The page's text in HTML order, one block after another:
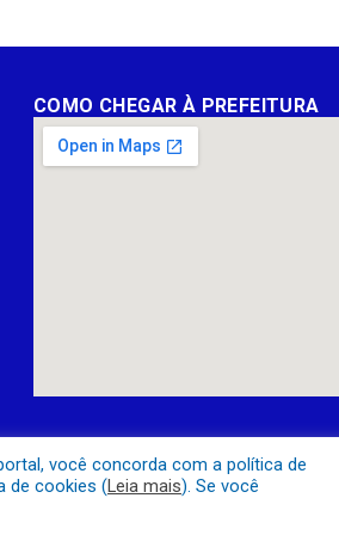
COMO CHEGAR À PREFEITURA
você concorda com a política de
de cookies (Leia mais). Se você